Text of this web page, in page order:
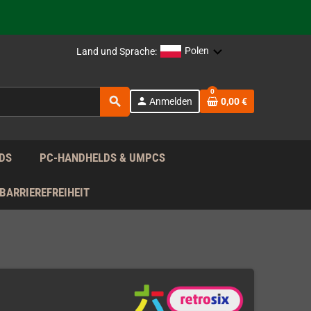
Land und Sprache: Polen
search person Anmelden
0
0,00 €
PC-HANDHELDS & UMPCS
BARRIEREFREIHEIT